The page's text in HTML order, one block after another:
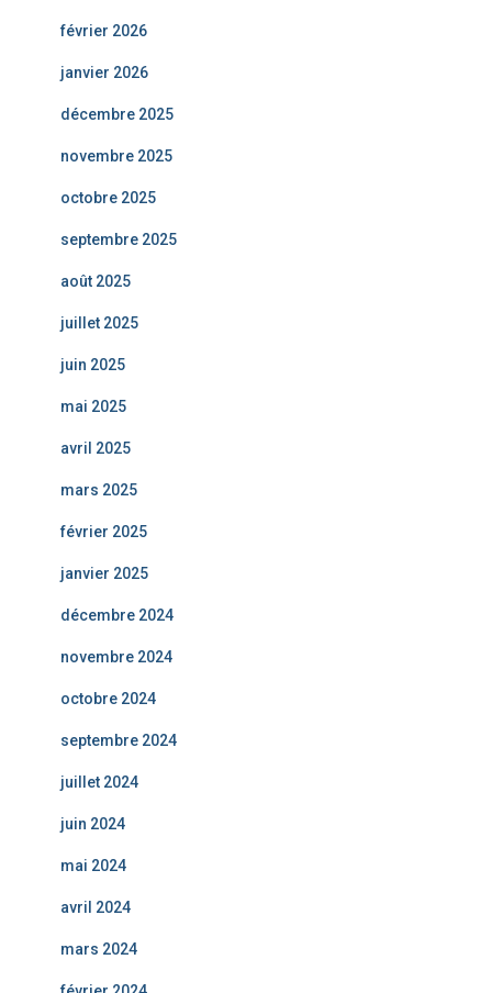
février 2026
janvier 2026
décembre 2025
novembre 2025
octobre 2025
septembre 2025
août 2025
juillet 2025
juin 2025
mai 2025
avril 2025
mars 2025
février 2025
janvier 2025
décembre 2024
novembre 2024
octobre 2024
septembre 2024
juillet 2024
juin 2024
mai 2024
avril 2024
mars 2024